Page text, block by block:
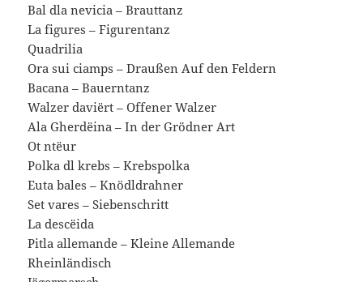
Bal dla nevicia – Brauttanz
La figures – Figurentanz
Quadrilia
Ora sui ciamps – Draußen Auf den Feldern
Bacana – Bauerntanz
Walzer daviërt – Offener Walzer
Ala Gherdëina – In der Grödner Art
Ot ntëur
Polka dl krebs – Krebspolka
Euta bales – Knödldrahner
Set vares – Siebenschritt
La descëida
Pitla allemande – Kleine Allemande
Rheinländisch